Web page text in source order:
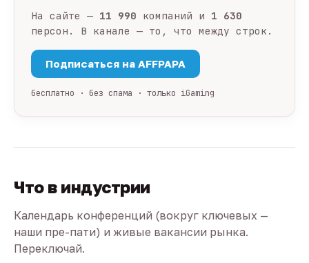
На сайте — 11 990 компаний и 1 630
персон. В канале — то, что между строк.
Подписаться на AFFPAPA
бесплатно · без спама · только iGaming
Что в индустрии
Календарь конференций (вокруг ключевых —
наши пре-пати) и живые вакансии рынка.
Переключай.